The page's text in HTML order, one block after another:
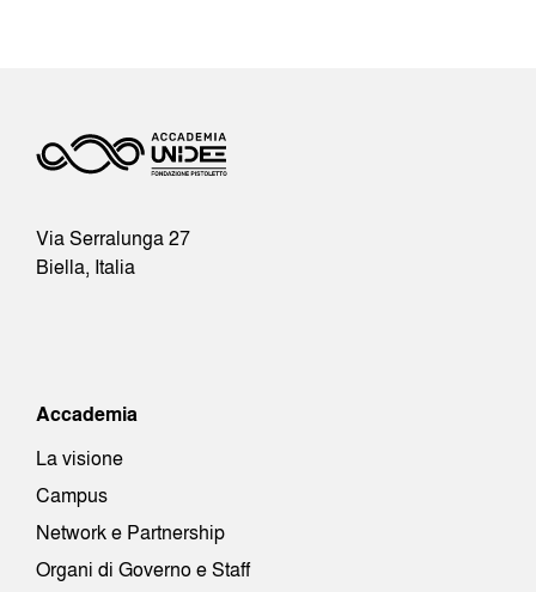
Via Serralunga 27
Biella, Italia
Accademia
La visione
Campus
Network e Partnership
Organi di Governo e Staff